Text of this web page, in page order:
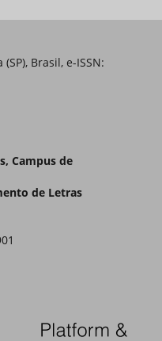
Brasil, e-ISSN:
Campus de
de Letras